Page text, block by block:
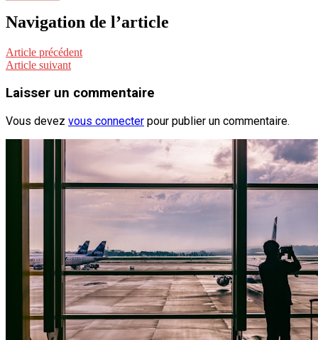
Navigation de l’article
Article précédent
Article suivant
Laisser un commentaire
Vous devez vous connecter pour publier un commentaire.